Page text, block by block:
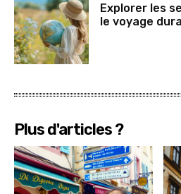
Explorer les
le voyage
Plus d'articles ?